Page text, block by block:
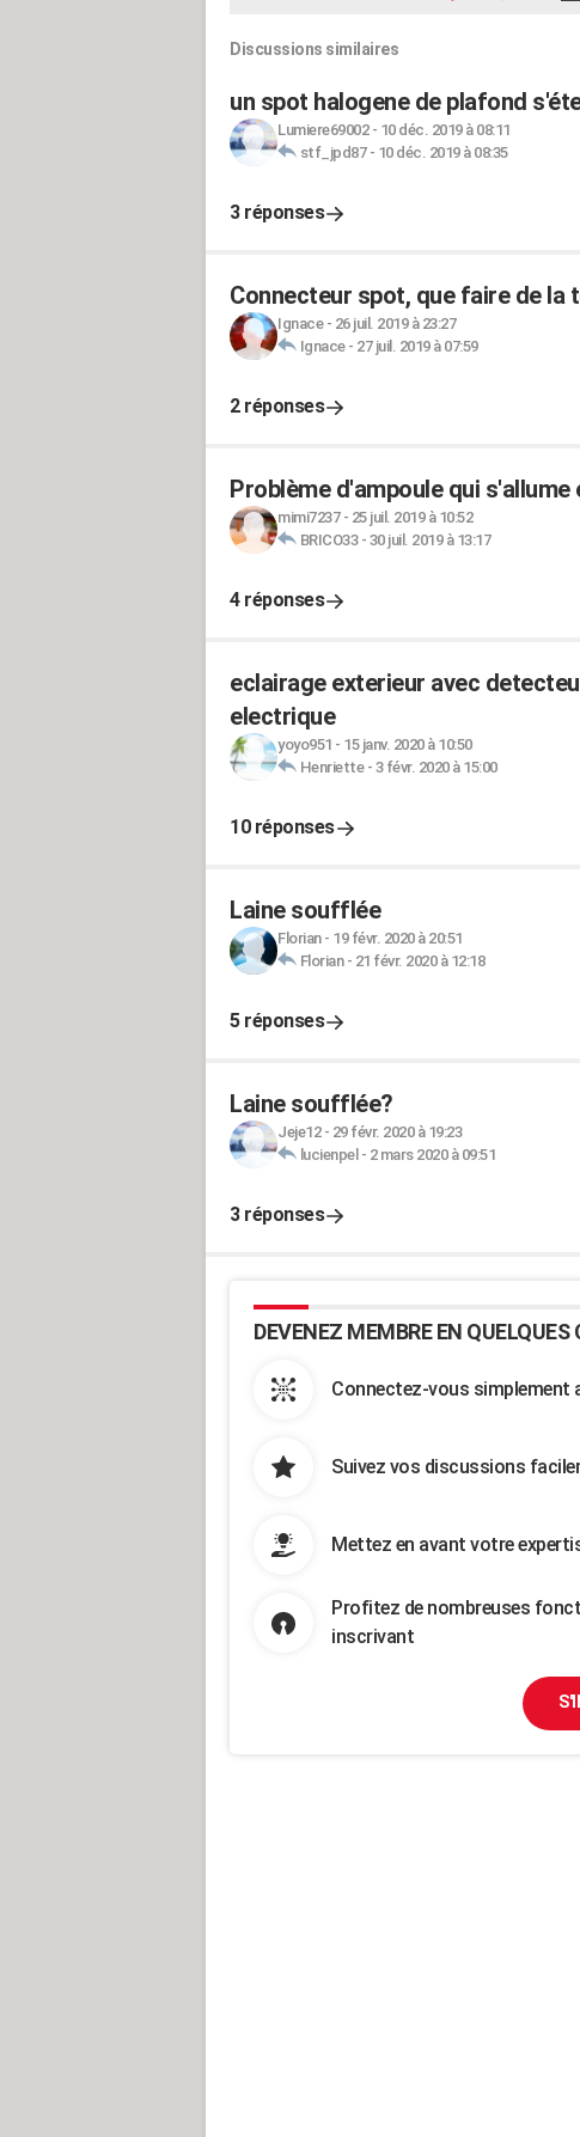
Discussions similaires
un spot halogene de plafond
Lumiere69002- 10 déc. 2019 à 08:11
stf_jpd87- 10 déc. 2019 à 08:35
3 réponses
Connecteur spot, que faire de la
Ignace- 26 juil. 2019 à 23:27
Ignace- 27 juil. 2019 à 07:59
2 réponses
Problème d'ampoule qui
mimi7237- 25 juil. 2019 à 10:52
BRICO33- 30 juil. 2019 à 13:17
4 réponses
eclairage exterieur avec
electrique
yoyo951 - 15 janv. 2020 à 10:50
Henriette- 3 févr. 2020 à 15:00
10 réponses
Laine soufflée
Florian- 19 févr. 2020 à 20:51
Florian- 21 févr. 2020 à 12:18
5 réponses
Laine soufflée?
Jeje12- 29 févr. 2020 à 19:23
lucienpel - 2 mars 2020 à 09:51
3 réponses
DEVENEZ MEMBRE EN QUELQUES
Connectez-vous simplement
Suivez vos discussions
Mettez en avant votre
Profitez de nombreuses
inscrivant